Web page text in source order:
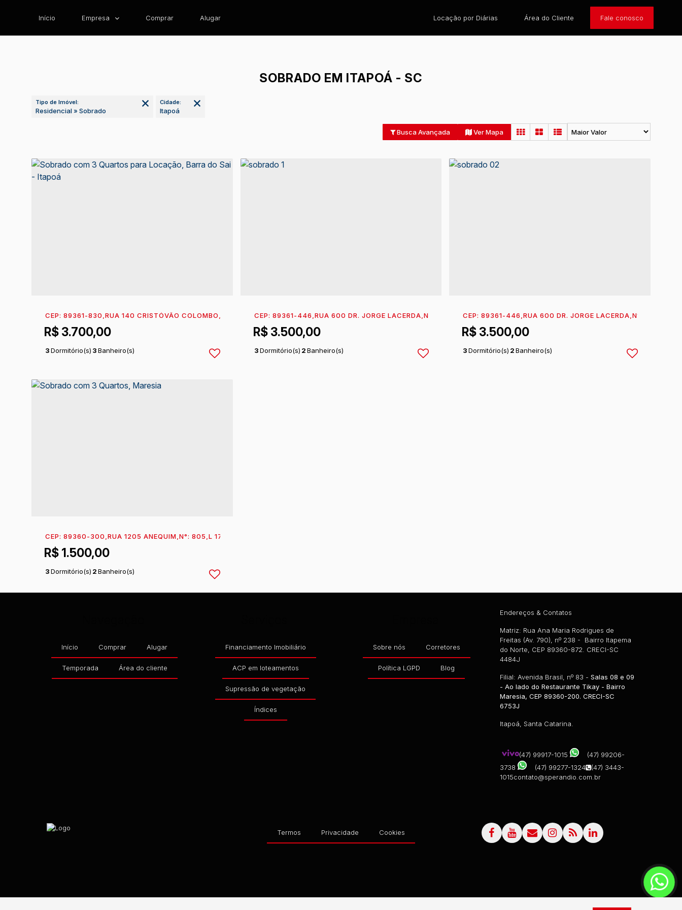
Fale conosco
Área do Cliente
Início Empresa Locação por Diárias
Comprar Alugar
SOBRADO EM ITAPOÁ - SC
Tipo de Imóvel:
Residencial » Sobrado
Cidade:
Itapoá
Busca Avançada Ver Mapa
R$ 3.700,00
CEP: 89361-830 RUA 140 CRISTÓVÃO COLOMBO SOBRADO 02,BARRA DO SAI ,ITAPOÁ,SANTA CATARINA BRASIL
3Dormitório(s) 3Banheiro(s)
R$3.500,00
CEP: 89361-446 RUA 600 DR. JORGE LACERDA N°: SOBRADO 01,CAMBIJU ,ITAPOÁ,SANTA CATARINA,BRASIL
3Dormitório(s) 2Banheiro(s)
R$ 3.500,00
CEP: 89361-446 ,RUA 600 DR. JORGE LACERDA ,N°:
3 Dormitório(s) 2 Banheiro(s)
R$ 1.500,00
CEP: 89360-300 RUA 1205 ANEQUIM N°: 805 L 17, Q 28 - SO04
3Dormitório(s) 2Banheiro(s)
Início Comprar Alugar
Temporada Área do cliente
Financiamento Imobiliário
ACP em loteamentos
Supressão de vegetação
Índices
Sobre nós Corretores
Política LGPD Blog
Endereços & Contatos
Matriz: Rua Ana Maria Rodrigues de
Freitas (Av. 790), nº 238 - Bairro Itapema
do Norte, CEP 89360-872. CRECI-SC
4484J
Filial: Avenida Brasil, nº 83 - Salas 08 e 09
- Ao lado do Restaurante Tikay - Bairro
Maresia, CEP 89360-200. CRECI-SC
6753J
Itapoá, Santa Catarina.
(47) 99917-1015
(47) 99206-
3738
(47) 99277-1324
(47) 3443-
1015contato@sperandio.com.br
Termos Privacidade Cookies